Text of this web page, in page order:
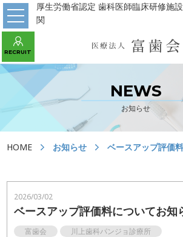
厚生労働省認定 歯科医師臨床研修施
関
RECRUIT WEB予約 初診の方は
あべの診療所 パンジョ診療所
川上歯科パンジョ診療所
川上歯科守口市駅診療所 デンタルラボ
NEWS
お知らせ
HOME お知らせ ベースアップ評価
2026/03/02
ベースアップ評価料についてお知
富歯会
川上歯科パンジョ診療所